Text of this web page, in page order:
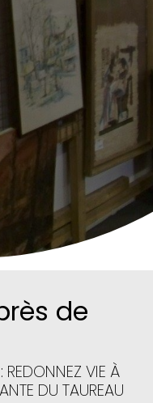
de
REDONNEZ VIE À
DU TAUREAU